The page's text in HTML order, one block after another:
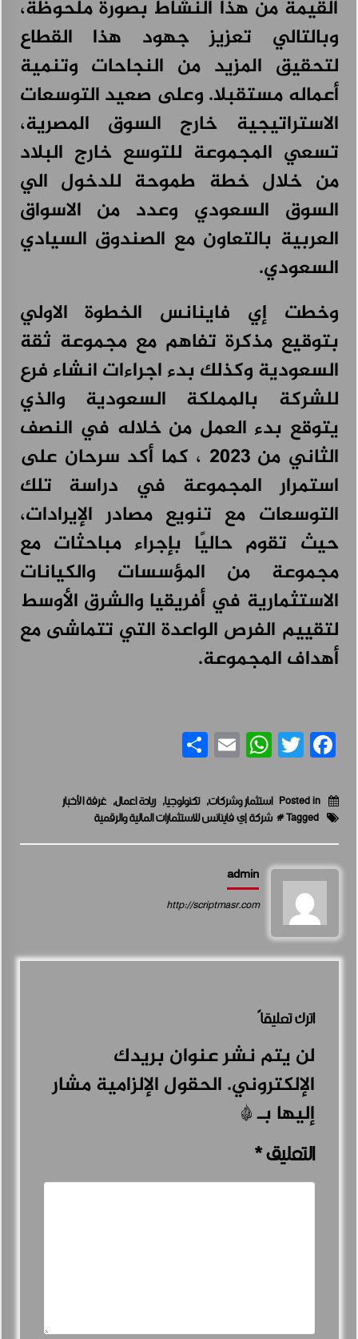
القيمة من هذا النشاط بصورة ملحوظة،
وبالتالي تعزيز جهود هذا القطاع
لتحقيق المزيد من النجاحات وتنمية
أعماله مستقبلا. وعلى صعيد التوسعات
الاستراتيجية خارج السوق المصرية،
تسعي المجموعة للتوسع خارج البلاد
من خلال خطة طموحة للدخول الي
السوق السعودي وعدد من الاسواق
العربية بالتعاون مع الصندوق السيادي
السعودي.
وخطت إي فاينانس الخطوة الاولي
بتوقيع مذكرة تفاهم مع مجموعة ثقة
السعودية وكذلك بدء اجراءات انشاء فرع
للشركة بالمملكة السعودية والذي
يتوقع بدء العمل من خلاله في النصف
الثاني من 2023 ، كما أكد سرحان على
استمرار المجموعة في دراسة تلك
التوسعات مع تنويع مصادر الإيرادات،
حيث تقوم حاليًا بإجراء مباحثات مع
مجموعة من المؤسسات والكيانات
الاستثمارية في أفريقيا والشرق الأوسط
لتقييم الفرص الواعدة التي تتماشى مع
أهداف المجموعة.
Facebook
Twitter
WhatsApp
Email
Posted in استثمار وشركات, تكنولوجيا, ريادة اعمال, غرفة الأخبار
Tagged #
شركة إي فاينانس للاستثمارات المالية والرقمية
admin
http://scriptmasr.com
اترك تعليقاً
لن يتم نشر عنوان بريدك
الإلكتروني. الحقول الإلزامية مشار
إليها بـ*
التعليق*